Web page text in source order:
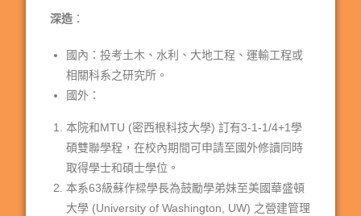
深造 ：
國內：投考土木、水利、大地工程、運輸工程或
相關科系之研究所。
國外：
本院和MTU (密西根科技大學) 訂有3-1-1/4+1學
碩雙聯學程，在校內期間可申請至國外修讀同時
取得學士和碩士學位。
本系63級蘇作樑學長為鼓勵學弟妹至美國華盛頓
大學 (University of Washington, UW) 之營建管理